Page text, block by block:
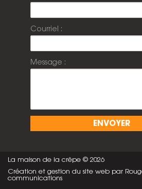
Courriel :
Message :
La maison de la crêpe © 2026
Création et gestion du site web par
communications